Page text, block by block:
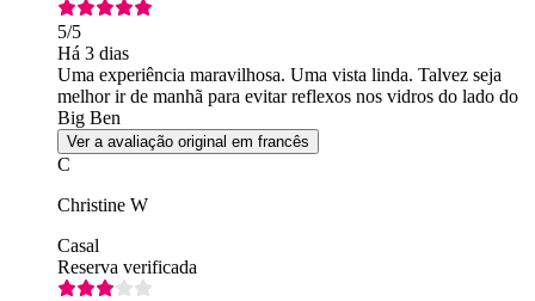
5/5
Há 3 dias
Uma experiência maravilhosa. Uma vista linda. Talvez seja
melhor ir de manhã para evitar reflexos nos vidros do lado do
Big Ben
Ver a avaliação original em francês
C
Christine W
Casal
Reserva verificada